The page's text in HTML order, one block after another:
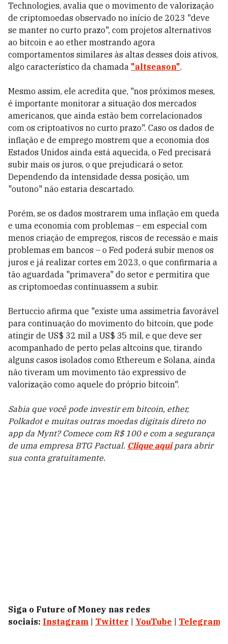
Technologies, avalia que o movimento de valorização
de criptomoedas observado no início de 2023 "deve
se manter no curto prazo", com projetos alternativos
ao bitcoin e ao ether mostrando agora
comportamentos similares às altas desses dois ativos,
algo característico da chamada "altseason".
Mesmo assim, ele acredita que, "nos próximos meses,
é importante monitorar a situação dos mercados
americanos, que ainda estão bem correlacionados
com os criptoativos no curto prazo". Caso os dados de
inflação e de emprego mostrem que a economia dos
Estados Unidos ainda está aquecida, o Fed precisará
subir mais os juros, o que prejudicará o setor.
Dependendo da intensidade dessa posição, um
"outono" não estaria descartado.
Porém, se os dados mostrarem uma inflação em queda
e uma economia com problemas – em especial com
menos criação de empregos, riscos de recessão e mais
problemas em bancos – o Fed poderá subir menos os
juros e já realizar cortes em 2023, o que confirmaria a
tão aguardada "primavera" do setor e permitira que
as criptomoedas continuassem a subir.
Bertuccio afirma que "existe uma assimetria favorável
para continuação do movimento do bitcoin, que pode
atingir de US$ 32 mil a US$ 35 mil, e que deve ser
acompanhado de perto pelas altcoins que, tirando
alguns casos isolados como Ethereum e Solana, ainda
não tiveram um movimento tão expressivo de
valorização como aquele do próprio bitcoin".
Sabia que você pode investir em bitcoin, ether,
Polkadot e muitas outras moedas digitais direto no
app da Mynt? Comece com R$ 100 e com a segurança
de uma empresa BTG Pactual. Clique aquipara abrir
sua conta gratuitamente.
Siga o Future of Money nas redes
sociais: Instagram Twitter YouTube Telegram